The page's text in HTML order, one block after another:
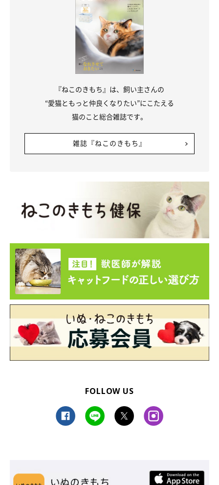
『ねこのきもち』は、飼い主さんの
“愛猫ともっと仲良くなりたい”にこたえる
猫のこと総合雑誌です。
雑誌『ねこのきもち』
FOLLOW US